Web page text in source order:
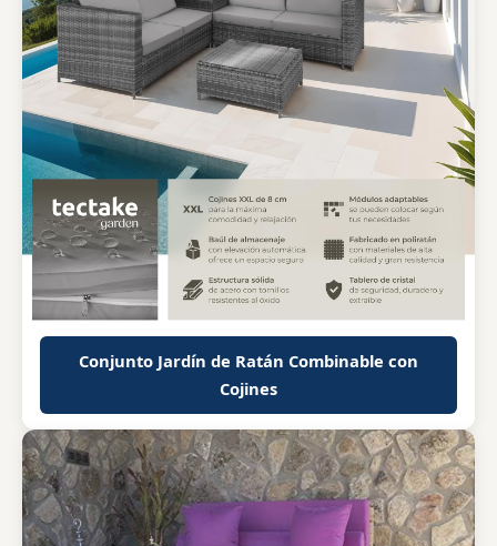
Conjunto Jardín de Ratán Combinable con
Cojines